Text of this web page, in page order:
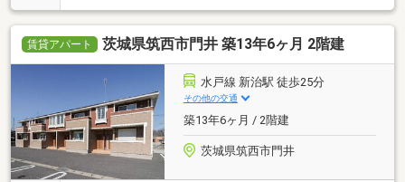
賃貸アパート 茨城県筑西市門井 築13年6ヶ月 2階建
水戸線 新治駅 徒歩25分
その他の交通
築13年6ヶ月 / 2階建
茨城県筑西市門井